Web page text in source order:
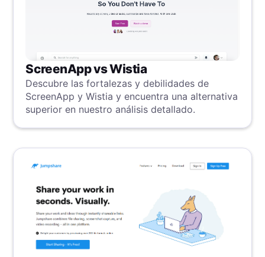
ScreenApp vs Wistia
Descubre las fortalezas y debilidades de
ScreenApp y Wistia y encuentra una alternativa
superior en nuestro análisis detallado.